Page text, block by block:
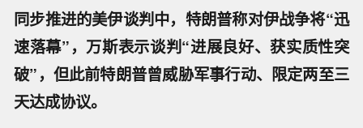
同步推进的美伊谈判中，特朗普称对伊战争将“迅
速落幕”，万斯表示谈判“进展良好、获实质性突
破”，但此前特朗普曾威胁军事行动、限定两至三
天达成协议。